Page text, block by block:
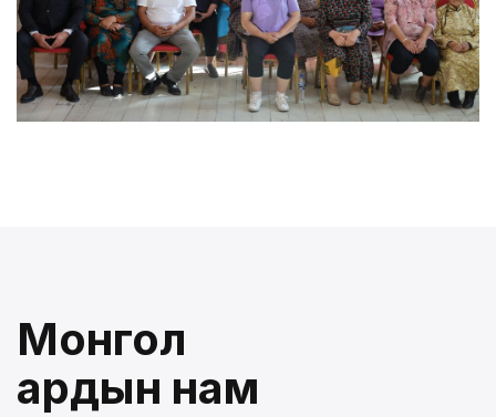
Монгол
ардын нам